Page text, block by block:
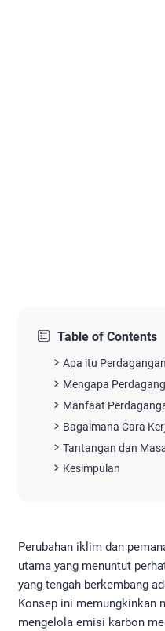
Table of Contents
Apa itu
Mengapa
Manfaat
Bagaimana Cara
Tantangan dan
Kesimpulan
Perubahan iklim dan
utama yang menuntut
yang tengah berkembang
Konsep ini memungkinkan
mengelola emisi karbon